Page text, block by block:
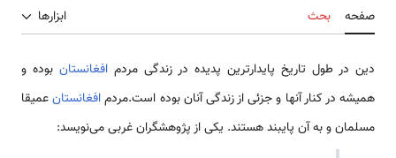
صفحه بحث ابزارها
دین در طول تاریخ پایدارترین پدیده در زندگی مردم افغانستان بوده و
همیشه در کنار آنها و جزئی از زندگی آنان بوده است.مردمافغانستانعمیقا
مسلمان و به آن پایبند هستند. یکی از پژوهشگران غربی می‌نویسد: